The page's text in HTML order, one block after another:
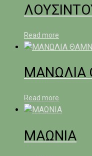
Read more
Read more
ΜΑΩΝΙΑ